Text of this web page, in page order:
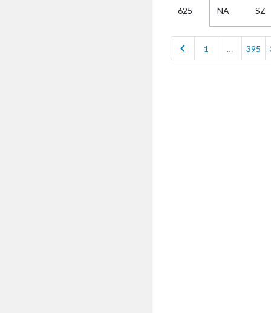
625 NA SZ
chevron_left 1 … 395